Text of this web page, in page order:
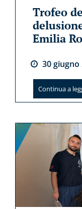
Trofeo
Emilia
30giugno
Continua a